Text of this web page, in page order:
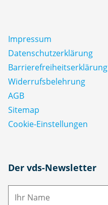
Impressum
Datenschutz­erklärung
Barrierefreiheitserklärung
Widerrufsbelehrung
AGB
Sitemap
Cookie-Einstellungen
Der vds-Newsletter
N